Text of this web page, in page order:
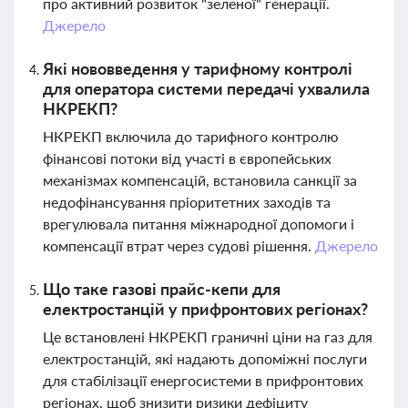
Джерело
Які нововведення у тарифному контролі
для оператора системи передачі ухвалила
НКРЕКП?
НКРЕКП включила до тарифного контролю
фінансові потоки від участі в європейських
механізмах компенсацій, встановила санкції за
недофінансування пріоритетних заходів та
врегулювала питання міжнародної допомоги і
компенсації втрат через судові рішення. Джерело
Що таке газові прайс-кепи для
електростанцій у прифронтових регіонах?
Це встановлені НКРЕКП граничні ціни на газ для
електростанцій, які надають допоміжні послуги
для стабілізації енергосистеми в прифронтових
регіонах, щоб знизити ризики дефіциту